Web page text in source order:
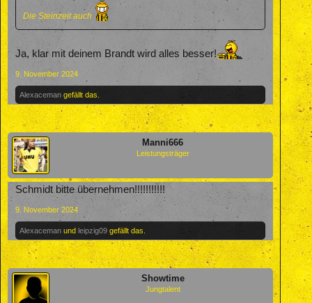
Die Steinzeit auch
Ja, klar mit deinem Brandt wird alles besser!
9. November 2024
Alexaceman gefällt das.
Manni666
Leistungsträger
Schmidt bitte übernehmen!!!!!!!!!!!
9. November 2024
Alexaceman und leipzig09 gefällt das.
Showtime
Jungtalent